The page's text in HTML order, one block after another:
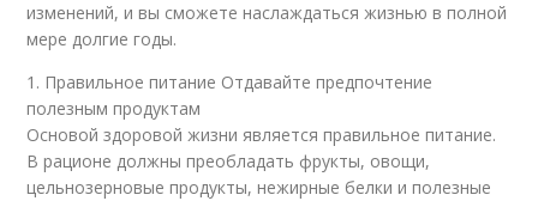
изменений, и вы сможете наслаждаться жизнью в полной
мере долгие годы.
1. Правильное питание Отдавайте предпочтение
полезным продуктам
Основой здоровой жизни является правильное питание.
В рационе должны преобладать фрукты, овощи,
цельнозерновые продукты, нежирные белки и полезные